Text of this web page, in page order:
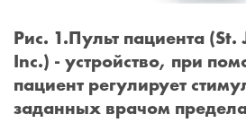
Рис. 1.Пульт пациента (St.
Inc.) - устройство, при
пациент регулирует
заданных врачом